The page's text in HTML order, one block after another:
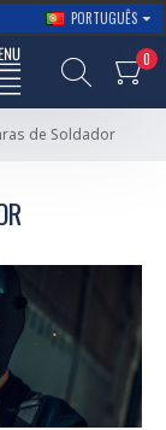
PORTUGUÊS
0
de Soldador